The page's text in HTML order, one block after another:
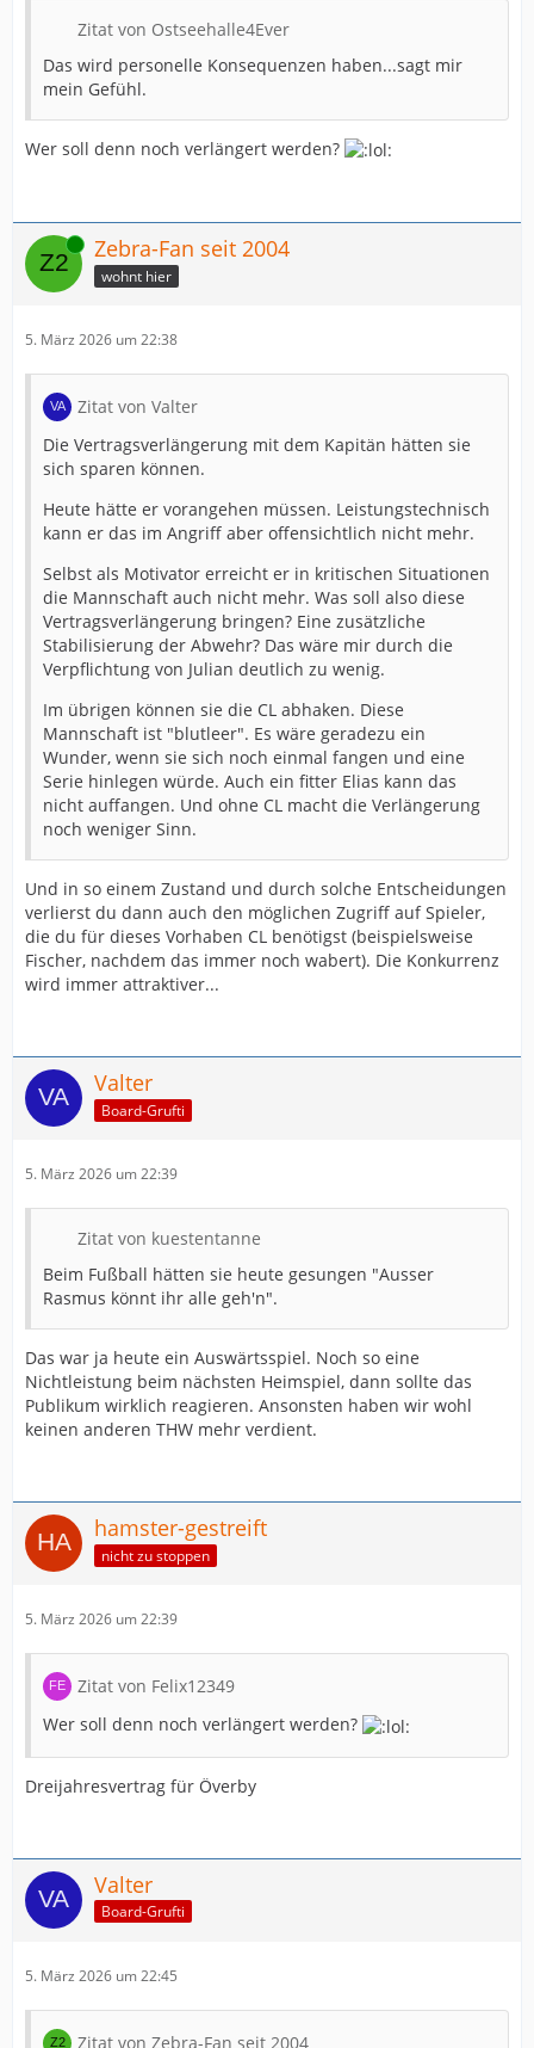
Zitat von Ostseehalle4Ever
Das wird personelle Konsequenzen haben...sagt mir
mein Gefühl.
Wer soll denn noch verlängert werden?
Online Zebra-Fan seit 2004
wohnt hier
5. März 2026 um 22:38
Zitat von Valter
Die Vertragsverlängerung mit dem Kapitän hätten sie
sich sparen können.
Heute hätte er vorangehen müssen. Leistungstechnisch
kann er das im Angriff aber offensichtlich nicht mehr.
Selbst als Motivator erreicht er in kritischen Situationen
die Mannschaft auch nicht mehr. Was soll also diese
Vertragsverlängerung bringen? Eine zusätzliche
Stabilisierung der Abwehr? Das wäre mir durch die
Verpflichtung von Julian deutlich zu wenig.
Im übrigen können sie die CL abhaken. Diese
Mannschaft ist "blutleer". Es wäre geradezu ein
Wunder, wenn sie sich noch einmal fangen und eine
Serie hinlegen würde. Auch ein fitter Elias kann das
nicht auffangen. Und ohne CL macht die Verlängerung
noch weniger Sinn.
Und in so einem Zustand und durch solche Entscheidungen
verlierst du dann auch den möglichen Zugriff auf Spieler,
die du für dieses Vorhaben CL benötigst (beispielsweise
Fischer, nachdem das immer noch wabert). Die Konkurrenz
wird immer attraktiver...
Valter
Board-Grufti
5. März 2026 um 22:39
Zitat von kuestentanne
Beim Fußball hätten sie heute gesungen "Ausser
Rasmus könnt ihr alle geh'n".
Das war ja heute ein Auswärtsspiel. Noch so eine
Nichtleistung beim nächsten Heimspiel, dann sollte das
Publikum wirklich reagieren. Ansonsten haben wir wohl
keinen anderen THW mehr verdient.
hamster-gestreift
nicht zu stoppen
5. März 2026 um 22:39
Zitat von Felix12349
Wer soll denn noch verlängert werden?
Dreijahresvertrag für Överby
Valter
Board-Grufti
5. März 2026 um 22:45
Zitat von Zebra-Fan seit 2004